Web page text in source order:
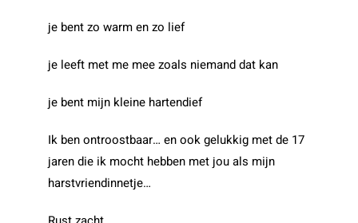
je bent zo warm en zo lief
je leeft met me mee zoals niemand dat kan
je bent mijn kleine hartendief
Ik ben ontroostbaar… en ook gelukkig met de 17
jaren die ik mocht hebben met jou als mijn
harstvriendinnetje…